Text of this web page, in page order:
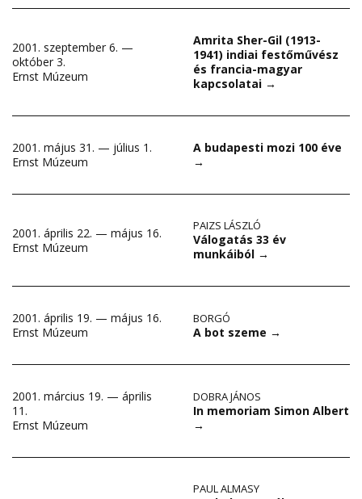
2001. szeptember 6. —
október 3.
Ernst Múzeum
Amrita Sher-Gil (1913-
1941) indiai festőművész
és francia-magyar
kapcsolatai →
2001. május 31. — július 1.
Ernst Múzeum
A budapesti mozi 100 éve
→
2001. április 22. — május 16.
Ernst Múzeum
PAIZS LÁSZLÓ
Válogatás 33 év
munkáiból →
2001. április 19. — május 16.
Ernst Múzeum
BORGÓ
A bot szeme →
2001. március 19. — április
11.
Ernst Múzeum
DOBRA JÁNOS
In memoriam Simon Albert
→
PAUL ALMASY